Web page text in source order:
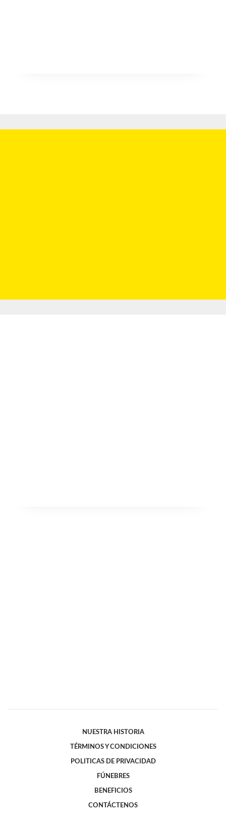
NUESTRA HISTORIA
TÉRMINOS Y CONDICIONES
POLITICAS DE PRIVACIDAD
FÚNEBRES
BENEFICIOS
CONTÁCTENOS